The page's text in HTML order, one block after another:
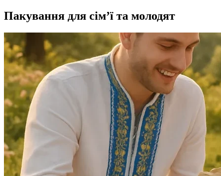
Пакування для сім’ї та молодят